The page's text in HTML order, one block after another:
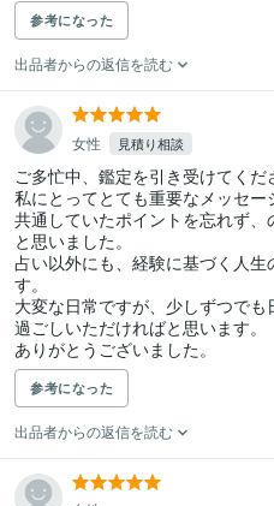
参考になった
出品者からの返信を読む
女性 見積り相談
ご多忙中、鑑定を引き受けてくだ
私にとってとても重要なメッセー
共通していたポイントを忘れず
と思いました。
占い以外にも、経験に基づく人
す。
大変な日常ですが、少しずつで
過ごしいただければと思います。
ありがとうございました。
参考になった
出品者からの返信を読む